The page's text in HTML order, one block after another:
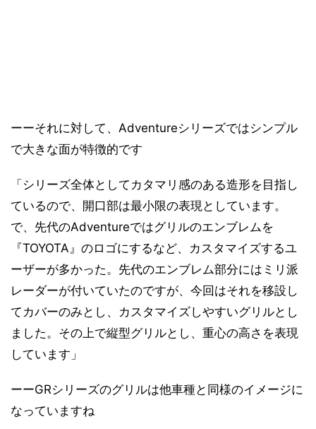
ーーそれに対して、Adventureシリーズではシンプル
で大きな面が特徴的です
「シリーズ全体としてカタマリ感のある造形を目指し
ているので、開口部は最小限の表現としています。
で、先代のAdventureではグリルのエンブレムを
『TOYOTA』のロゴにするなど、カスタマイズするユ
ーザーが多かった。先代のエンブレム部分にはミリ派
レーダーが付いていたのですが、今回はそれを移設し
てカバーのみとし、カスタマイズしやすいグリルとし
ました。その上で縦型グリルとし、重心の高さを表現
しています」
ーーGRシリーズのグリルは他車種と同様のイメージに
なっていますね